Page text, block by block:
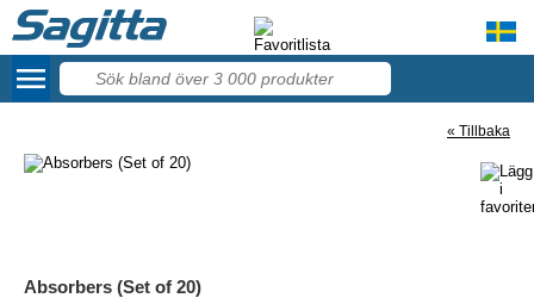
57
menu
« Tillbaka
Absorbers (Set of 20)